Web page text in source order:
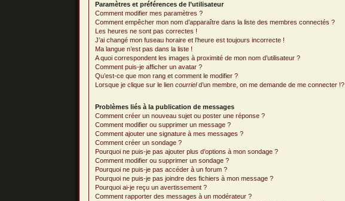
Paramètres et préférences de l’utilisateur
Comment modifier mes paramètres ?
Comment empêcher mon nom d’apparaître dans la liste des membres connectés ?
Les heures ne sont pas correctes !
J’ai changé mon fuseau horaire et l’heure est toujours incorrecte !
Ma langue n’est pas dans la liste !
A quoi correspondent les images à proximité de mon nom d’utilisateur ?
Comment puis-je afficher un avatar ?
Qu’est-ce que mon rang et comment le modifier ?
Lorsque je clique sur le lien courrield’un membre, on me demande de me connecter !?
Problèmes liés à la publication de messages
Comment créer un nouveau sujet ou poster une réponse ?
Comment modifier ou supprimer un message ?
Comment ajouter une signature à mes messages ?
Comment créer un sondage ?
Pourquoi ne puis-je pas ajouter plus d’options à mon sondage ?
Comment modifier ou supprimer un sondage ?
Pourquoi ne puis-je pas accéder à un forum ?
Pourquoi ne puis-je pas joindre des fichiers à mon message ?
Pourquoi ai-je reçu un avertissement ?
Comment rapporter des messages à un modérateur ?